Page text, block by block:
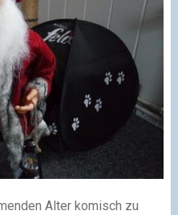
Alter komisch zu